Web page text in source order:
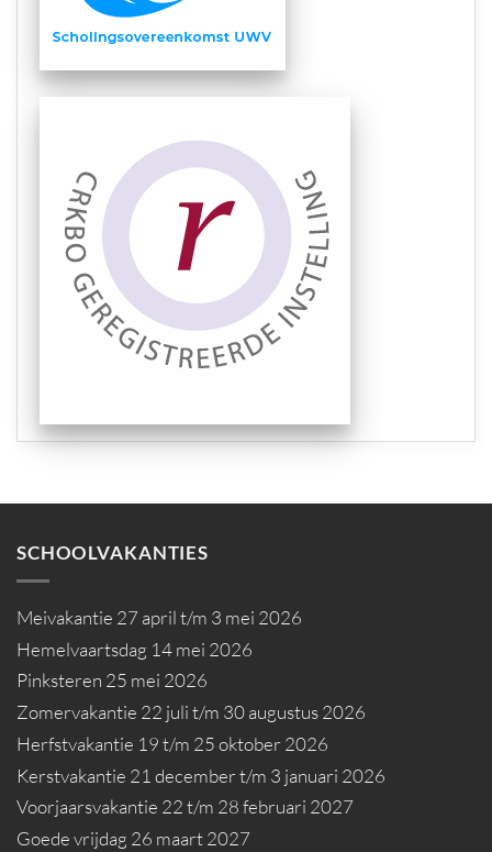
SCHOOLVAKANTIES
Meivakantie 27 april t/m 3 mei 2026
Hemelvaartsdag 14 mei 2026
Pinksteren 25 mei 2026
Zomervakantie 22 juli t/m 30 augustus 2026
Herfstvakantie 19 t/m 25 oktober 2026
Kerstvakantie 21 december t/m 3 januari 2026
Voorjaarsvakantie 22 t/m 28 februari 2027
Goede vrijdag 26 maart 2027